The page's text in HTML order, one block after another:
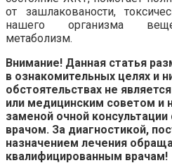
от зашлакованости,
нашего организма
метаболизм.
Внимание! Данная статья
в ознакомительных целях и
обстоятельствах не
или медицинским советом и
заменой очной
врачом. За диагностикой,
назначением лечения
квалифицированным врачам!